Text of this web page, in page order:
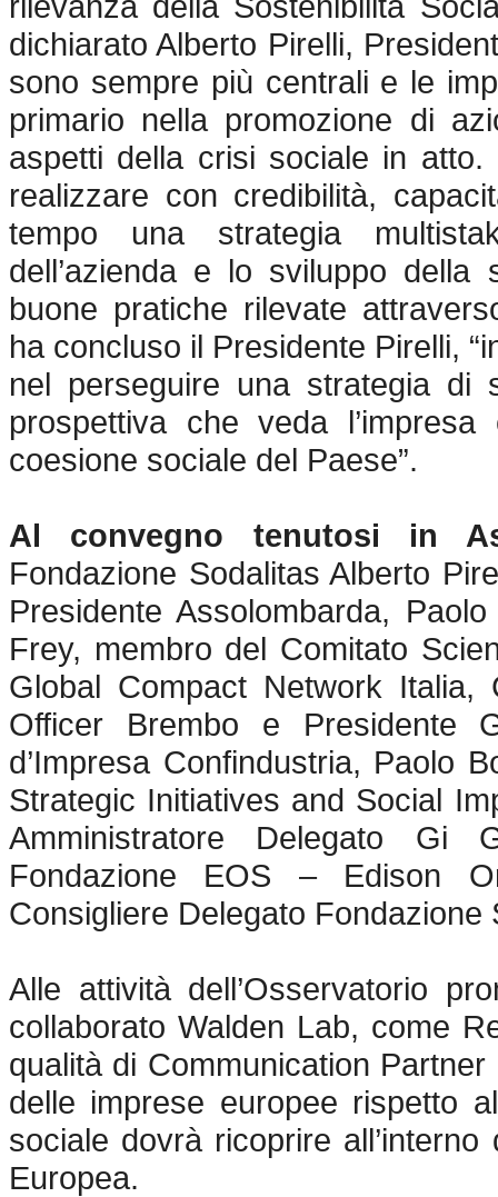
dichiarato Alberto Pirelli,
sono sempre più centrali e le
primario nella promozione di
aspetti della crisi sociale in
realizzare con credibilità,
tempo una strategia
dell’azienda e lo sviluppo
buone pratiche rilevate
ha concluso il Presidente Pirelli,
nel perseguire una strategia di
prospettiva che veda
coesione sociale del Paese”.
Al convegno tenutosi in
Fondazione Sodalitas Alberto
Presidente Assolombarda,
Frey, membro del Comitato
Global Compact Network Italia,
Officer Brembo e Presidente
d’Impresa Confindustria, Paolo
Strategic Initiatives and Social
Amministratore Delegato Gi
Fondazione EOS – Edison
Consigliere Delegato Fondazione
Alle attività dell’Osservatorio
collaborato Walden Lab, come
qualità di Communication
delle imprese europee rispetto
sociale dovrà ricoprire
Europea.